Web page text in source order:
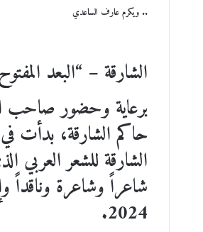
.. ويكرم عارف الساعدي
الشارقة – “البعد
برعاية وحضور صاحب
2024.